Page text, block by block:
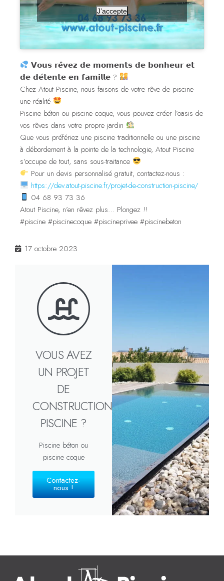
J’accepte
𝗩𝗼𝘂𝘀 𝗿𝗲̂𝘃𝗲𝘇 𝗱𝗲 𝗺𝗼𝗺𝗲𝗻𝘁𝘀 𝗱𝗲 𝗯𝗼𝗻𝗵𝗲𝘂𝗿 𝗲𝘁
𝗱𝗲 𝗱𝗲́𝘁𝗲𝗻𝘁𝗲 𝗲𝗻 𝗳𝗮𝗺𝗶𝗹𝗹𝗲 ?
Chez Atout Piscine, nous faisons de votre rêve de piscine
une réalité
Piscine béton ou piscine coque, vous pouvez créer l’oasis de
vos rêves dans votre propre jardin
Que vous préfériez une piscine traditionnelle ou une piscine
à débordement à la pointe de la technologie, Atout Piscine
s’occupe de tout, sans sous-traitance
Pour un devis personnalisé gratuit, contactez-nous :
https://dev.atout-piscine.fr/projet-de-construction-piscine/
04 68 93 73 36
Atout Piscine, n’en rêvez plus… Plongez !!
#piscine #piscinecoque #piscineprivee #piscinebeton
17 octobre 2023
VOUS AVEZ
UN PROJET
DE
CONSTRUCTION
PISCINE ?
Piscine béton ou
piscine coque
Contactez-
nous !